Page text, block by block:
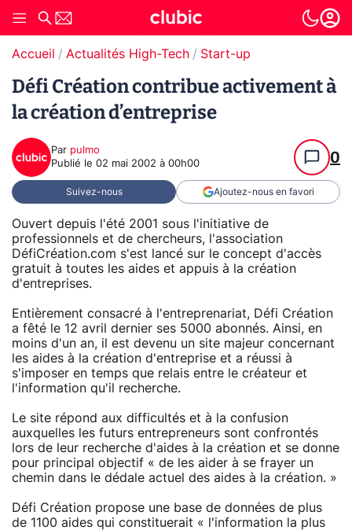
Accueil Actualités High-Tech Start-up
Défi Création contribue activement à
la création d’entreprise
Par pulmo
Publié le 02 mai 2002 à 00h00 0
Suivez-nous Ajoutez-nous en favori
Ouvert depuis l'été 2001 sous l'initiative de
professionnels et de chercheurs, l'association
DéfiCréation.com s'est lancé sur le concept d'accès
gratuit à toutes les aides et appuis à la création
d'entreprises.
Entièrement consacré à l'entreprenariat, Défi Création
a fêté le 12 avril dernier ses 5000 abonnés. Ainsi, en
moins d'un an, il est devenu un site majeur concernant
les aides à la création d'entreprise et a réussi à
s'imposer en temps que relais entre le créateur et
l'information qu'il recherche.
Le site répond aux difficultés et à la confusion
auxquelles les futurs entrepreneurs sont confrontés
lors de leur recherche d'aides à la création et se donne
pour principal objectif « de les aider à se frayer un
chemin dans le dédale actuel des aides à la création. »
Défi Création propose une base de données de plus
de 1100 aides qui constituerait « l'information la plus